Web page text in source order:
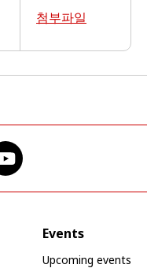
첨부파일
Events
Upcoming events